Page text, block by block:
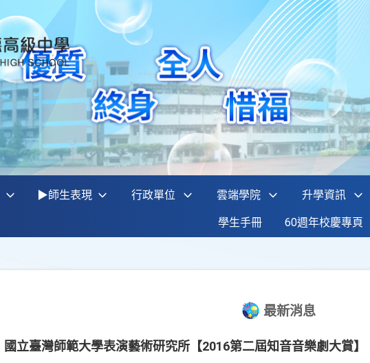
▶師生表現 行政單位 雲端學院 升學資訊
學生手冊 60週年校慶專頁
最新消息
國立臺灣師範大學表演藝術研究所【2016第二屆知音音樂劇大賞】